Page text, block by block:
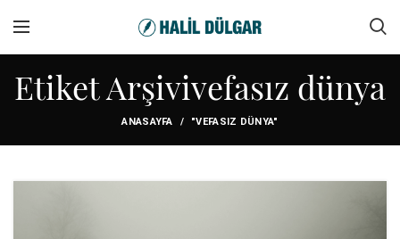
Etiket Arşivivefasız dünya
ANASAYFA "VEFASIZ DÜNYA"